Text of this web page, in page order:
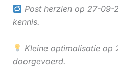
Post herzien op 27-09-
kennis.
Kleine optimalisatie op
doorgevoerd.